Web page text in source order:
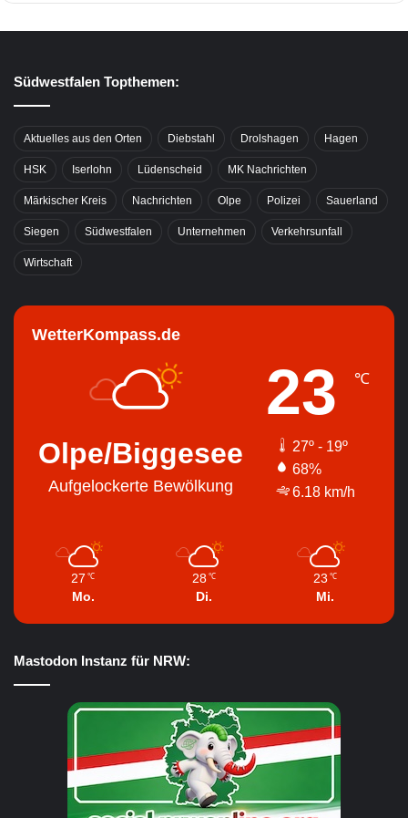
Südwestfalen Topthemen:
Aktuelles aus den Orten Diebstahl Drolshagen Hagen
HSK Iserlohn Lüdenscheid MK Nachrichten
Märkischer Kreis Nachrichten Olpe Polizei Sauerland
Siegen Südwestfalen Unternehmen Verkehrsunfall
Wirtschaft
WetterKompass.de
Olpe/Biggesee
Aufgelockerte Bewölkung
23 ℃
27º - 19º
68%
6.18 km/h
27 ℃
Mo.
28 ℃
Di.
23 ℃
Mi.
Mastodon Instanz für NRW: